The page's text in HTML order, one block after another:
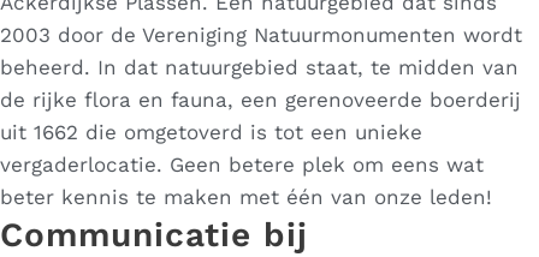
2003 door de Vereniging Natuurmonumenten wordt
beheerd. In dat natuurgebied staat, te midden van
de rijke flora en fauna, een gerenoveerde boerderij
uit 1662 die omgetoverd is tot een unieke
vergaderlocatie. Geen betere plek om eens wat
beter kennis te maken met één van onze leden!
Communicatie bij